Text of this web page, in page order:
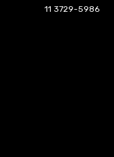
11 3729-5986